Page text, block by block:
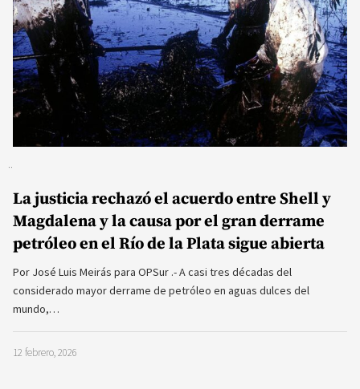
La justicia rechazó el acuerdo entre Shell y
Magdalena y la causa por el gran derrame
petróleo en el Río de la Plata sigue abierta
Por José Luis Meirás para OPSur .- A casi tres décadas del
considerado mayor derrame de petróleo en aguas dulces del
mundo,…
12 febrero, 2026